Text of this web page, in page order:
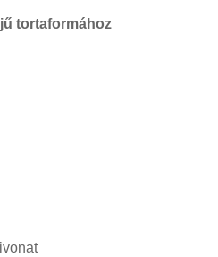
tortaformához